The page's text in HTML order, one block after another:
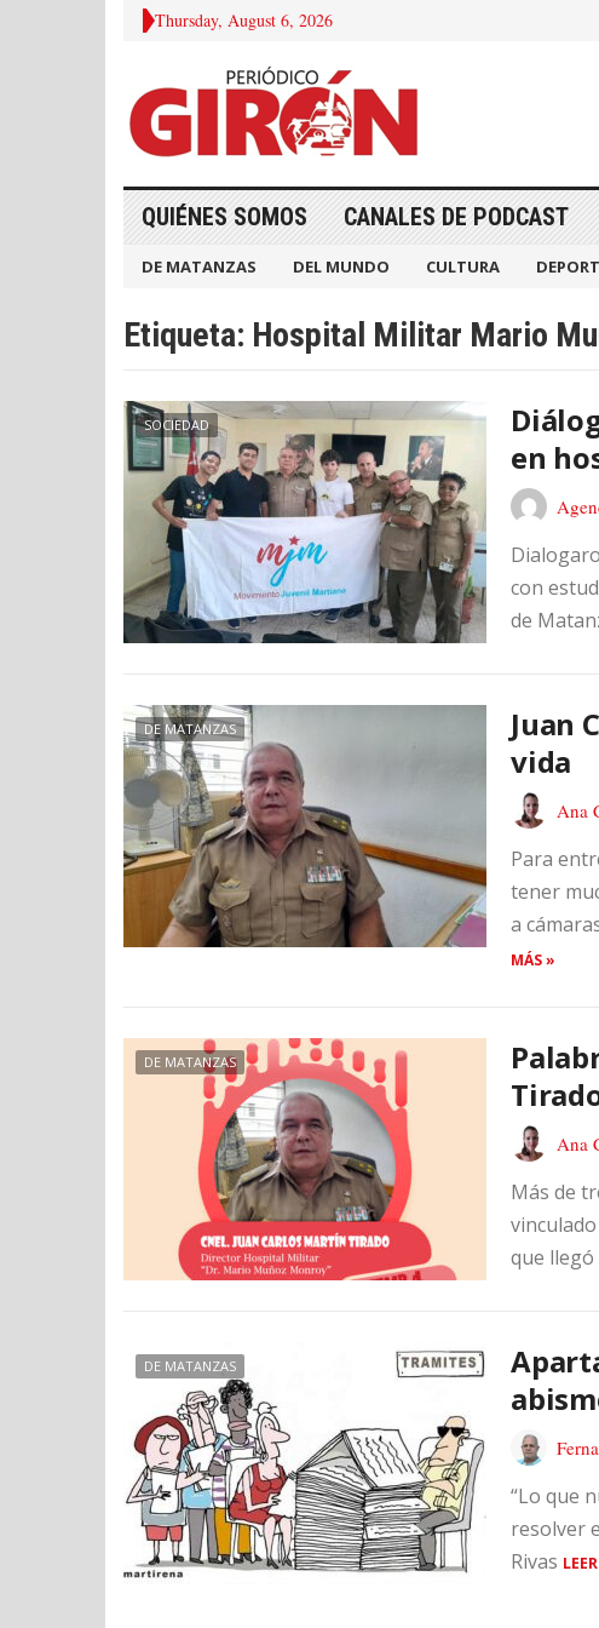
Thursday, August 6, 2026
QUIÉNES SOMOS CANALES DE PODCAST
DE MATANZAS DEL MUNDO CULTURA
Etiqueta: Hospital Militar Mario
SOCIEDAD
en
con
de
DE MATANZAS
Juan
vida
Ana
Para
tener
a
MÁS »
DE MATANZAS
Ana
Más de
que llegó
DE MATANZAS
“Lo que
resolver
Rivas